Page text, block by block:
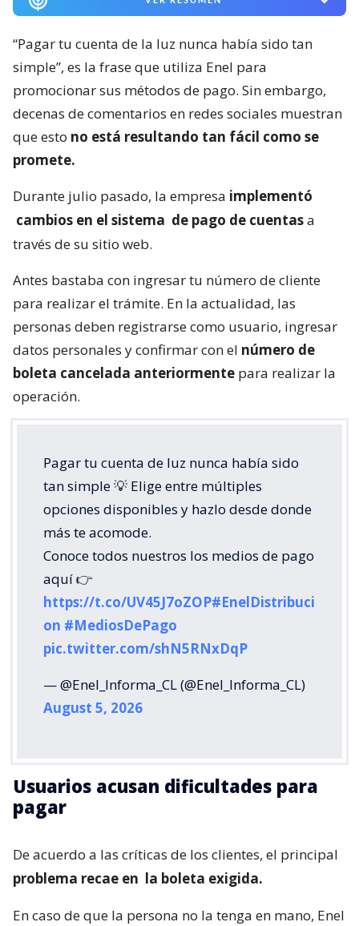
“Pagar tu cuenta de la luz nunca había sido tan
simple”, es la frase que utiliza Enel para
promocionar sus métodos de pago. Sin embargo,
decenas de comentarios en redes sociales muestran
que esto no está resultando tan fácil como se
promete.
Durante julio pasado, la empresa implementó
cambios en el sistema de pago de cuentasa
través de su sitio web.
Antes bastaba con ingresar tu número de cliente
para realizar el trámite. En la actualidad, las
personas deben registrarse como usuario, ingresar
datos personales y confirmar con el número de
boleta cancelada anteriormente para realizar la
operación.
Pagar tu cuenta de luz nunca había sido
tan simple 💡 Elige entre múltiples
opciones disponibles y hazlo desde donde
más te acomode.
Conoce todos nuestros los medios de pago
aquí 👉
https://t.co/UV45J7oZOP#EnelDistribuci
on #MediosDePago
pic.twitter.com/shN5RNxDqP
— @Enel_Informa_CL (@Enel_Informa_CL)
August 5, 2026
Usuarios acusan dificultades para
pagar
De acuerdo a las críticas de los clientes, el principal
problema recae en la boleta exigida.
En caso de que la persona no la tenga en mano, Enel